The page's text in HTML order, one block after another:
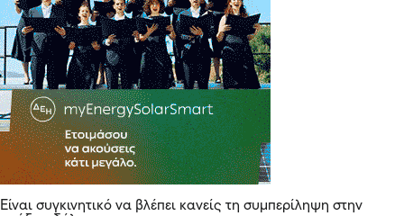
Είναι συγκινητικό να βλέπει κανείς τη συμπερίληψη στην